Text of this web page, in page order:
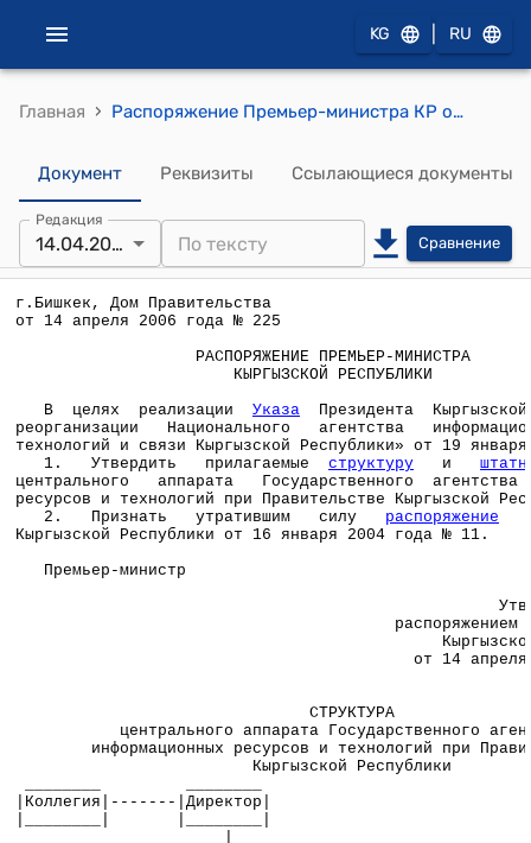
KG RU
Главная › Распоряжение Премьер-министра КР от 14 апреля 2006 года № 225
Документ Реквизиты Ссылающиеся документы
Редакция
14.04.2006 Сравнение